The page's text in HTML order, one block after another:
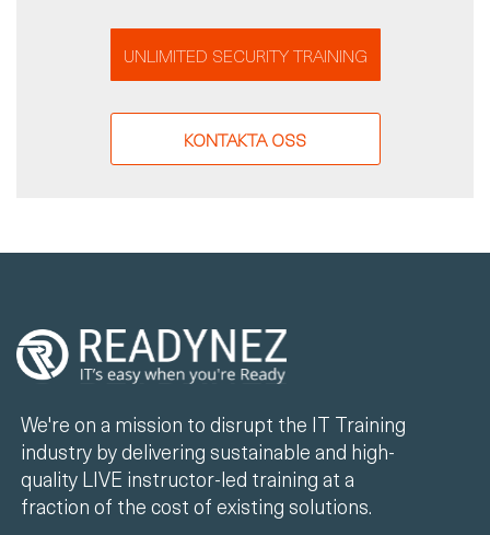
UNLIMITED SECURITY TRAINING
KONTAKTA OSS
We're on a mission to disrupt the IT Training
industry by delivering sustainable and high-
quality LIVE instructor-led training at a
fraction of the cost of existing solutions.